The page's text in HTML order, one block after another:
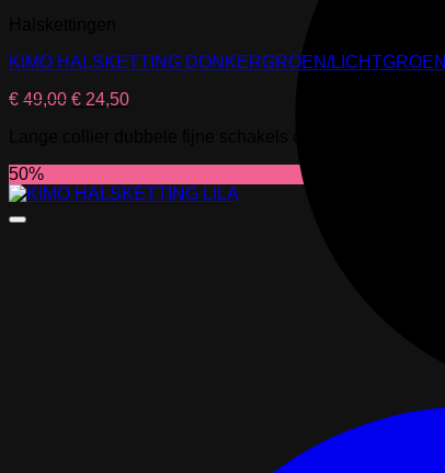
KIMO HALSKETTING DONKERGROEN/LICHTGROEN
Oorspronkelijke
€ 49,00Huidige
€ 24,50
50%